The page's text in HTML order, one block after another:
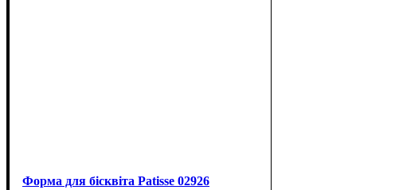
Форма для бісквіта Patisse 02926